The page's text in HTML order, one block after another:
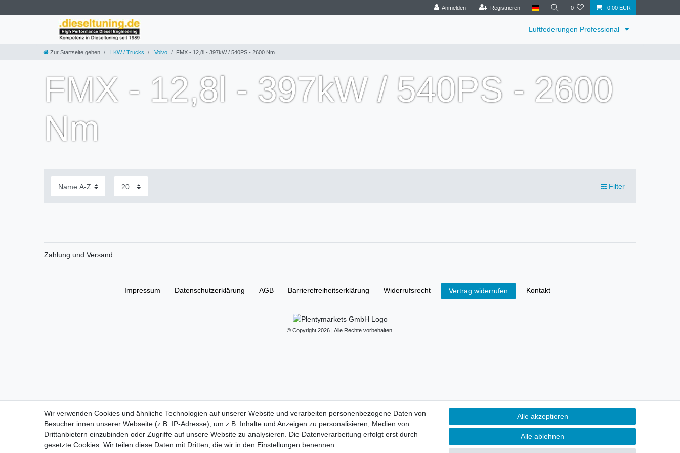
Anmelden Registrieren 0 0,00 EUR
Luftfederungen Professional
Zur Startseite gehen LKW / Trucks Volvo FMX - 12,8l - 397kW / 540PS - 2600 Nm
FMX - 12,8l - 397kW / 540PS - 2600
Nm
Filter
Zahlung und Versand
Impressum Daten­schutz­erklärung AGB Barrierefreiheitserklärung Widerrufs­recht Vertrag widerrufen Kontakt
© Copyright 2026 | Alle Rechte vorbehalten.
Wir verwenden Cookies und ähnliche Technologien auf unserer Website und verarbeiten personenbezogene Daten von
Besucher:innen unserer Webseite (z.B. IP-Adresse), um z.B. Inhalte und Anzeigen zu personalisieren, Medien von
Drittanbietern einzubinden oder Zugriffe auf unsere Website zu analysieren. Die Datenverarbeitung erfolgt erst durch
gesetzte Cookies. Wir teilen diese Daten mit Dritten, die wir in den Einstellungen benennen.
Alle akzeptieren
Alle ablehnen